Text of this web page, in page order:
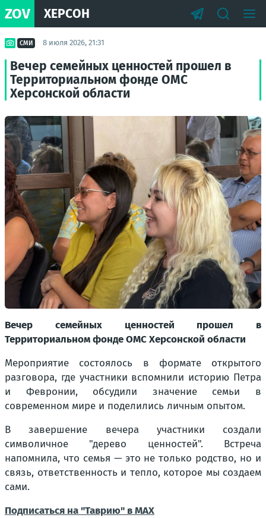
ZOV ХЕРСОН
СМИ 8 июля 2026, 21:31
Вечер семейных ценностей прошел в
Территориальном фонде ОМС
Херсонской области
Вечер семейных ценностей прошел в
Территориальном фонде ОМС Херсонской области
Мероприятие состоялось в формате открытого
разговора, где участники вспомнили историю Петра
и Февронии, обсудили значение семьи в
современном мире и поделились личным опытом.
В завершение вечера участники создали
символичное "дерево ценностей". Встреча
напомнила, что семья — это не только родство, но и
связь, ответственность и тепло, которое мы создаем
сами.
Подписаться на "Таврию" в MAX